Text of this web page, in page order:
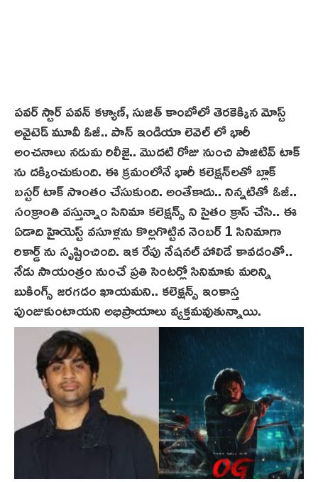
పవర్ స్టార్ పవన్ కళ్యాణ్, సుజిత్ కాంబోలో తెర‌కెక్కిన మోస్ట్
అవైటెడ్ మూవీ ఓజీ.. పాన్ ఇండియా లెవెల్ లో భారీ
అంచనాలు నడుమ రిలీజై.. మొదటి రోజు నుంచి పాజిటివ్ టాక్
ను దక్కించుకుంది. ఈ క్రమంలోనే భారీ కలెక్షన్‌ల‌తో బ్లాక్
బస్టర్ టాక్‌ సొంతం చేసుకుంది. అంతేకాదు.. నిన్నటితో ఓజీ..
సంక్రాంతి వస్తున్నాం సినిమా కలెక్షన్స్ ని సైతం క్రాస్ చేసి.. ఈ
ఏడాది హైయెస్ట్ వసూళ్లను కొల్లగొట్టిన నెంబర్ 1 సినిమాగా
రికార్డ్ ను సృష్టించింది. ఇక రేపు నేషనల్ హాలిడే కావడంతో..
నేడు సాయంత్రం నుంచే ప్రతి సెంటర్లో సినిమాకు మరిన్ని
బుకింగ్స్ జరగడం ఖాయమని.. కలెక్షన్స్ ఇంకాస్త
పుంజుకుంటాయని అభిప్రాయాలు వ్యక్తమవుతున్నాయి.